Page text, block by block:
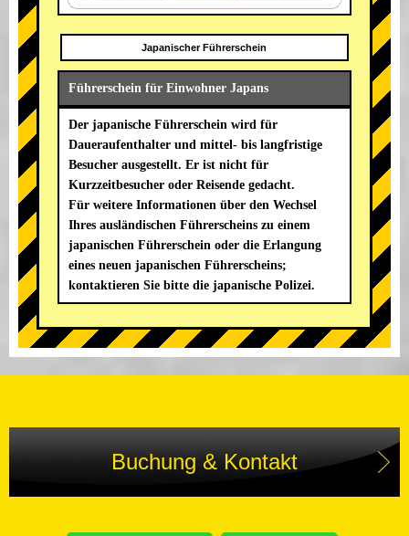
Japanischer Führerschein
Führerschein für Einwohner Japans
Der japanische Führerschein wird für
Daueraufenthalter und mittel- bis langfristige
Besucher ausgestellt. Er ist nicht für
Kurzzeitbesucher oder Reisende gedacht.
Für weitere Informationen über den Wechsel
Ihres ausländischen Führerscheins zu einem
japanischen Führerschein oder die Erlangung
eines neuen japanischen Führerscheins;
kontaktieren Sie bitte die japanische Polizei.
Buchung & Kontakt